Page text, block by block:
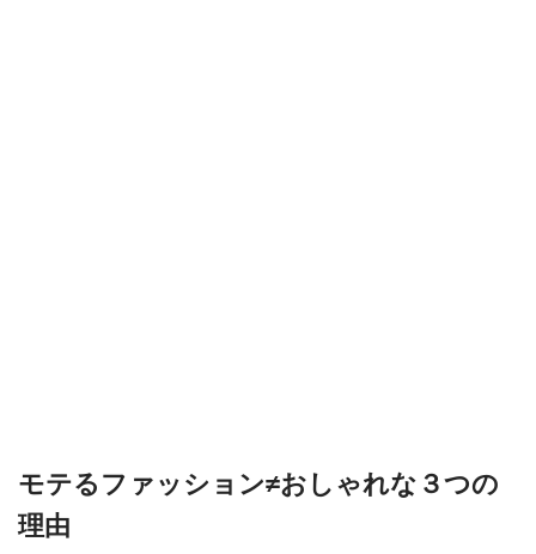
モテるファッション≠おしゃれな３つの
理由